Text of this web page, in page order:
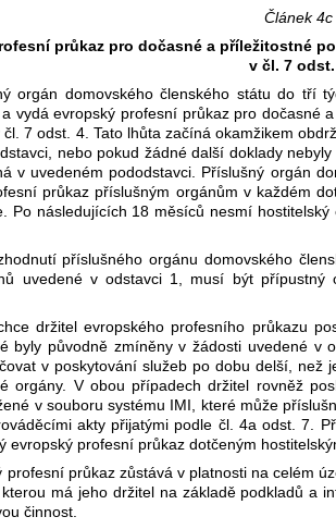
Článek 4c
průkaz pro dočasné a příležitostné
v čl. 7
orgán domovského členského státu do tří
vydá evropský profesní průkaz pro dočasné
čl. 7 odst. 4. Tato lhůta začíná okamžikem
nebo pokud žádné další doklady
v uvedeném pododstavci. Příslušný orgán
průkaz příslušným orgánům v každém
Po následujících 18 měsíců nesmí
příslušného orgánu domovského
uvedené v odstavci 1, musí být přípustný
držitel evropského profesního průkazu
byly původně zmíněny v žádosti uvedené v
v poskytování služeb po dobu delší, než
orgány. V obou případech držitel rovněž
v souboru systému IMI, které může
akty přijatými podle čl. 4a odst. 7.
evropský profesní průkaz dotčeným
průkaz zůstává v platnosti na celém
má jeho držitel na základě podkladů a
činnost.